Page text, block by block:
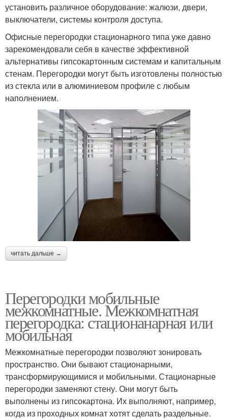
установить различное оборудование: жалюзи, двери,
выключатели, системы контроля доступа.
Офисные перегородки стационарного типа уже давно
зарекомендовали себя в качестве эффективной
альтернативы гипсокартонным системам и капитальным
стенам. Перегородки могут быть изготовлены полностью
из стекла или в алюминиевом профиле с любым
наполнением.
читать дальше →
Перегородки мобильные
межкомнатные. Межкомнатная
перегородка: стационанарная или
мобильная
Межкомнатные перегородки позволяют зонировать
пространство. Они бывают стационарными,
трансформирующимися и мобильными. Стационарные
перегородки заменяют стену. Они могут быть
выполнены из гипсокартона. Их выполняют, например,
когда из проходных комнат хотят сделать раздельные.